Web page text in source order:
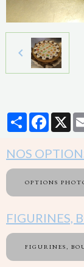
Partager X
NOS
OPTIONS
FIGURINES,
FIGURINES,